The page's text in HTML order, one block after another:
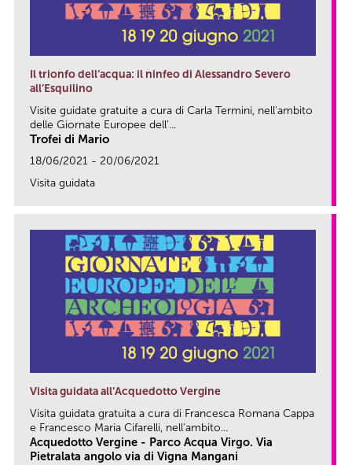
Il trionfo dell’acqua: il ninfeo di Alessandro Severo
all’Esquilino
Visite guidate gratuite a cura di Carla Termini, nell'ambito
delle Giornate Europee dell'...
Trofei di Mario
18/06/2021 - 20/06/2021
Visita guidata
Visita guidata all’Acquedotto Vergine
Visita guidata gratuita a cura di Francesca Romana Cappa
e Francesco Maria Cifarelli, nell'ambito...
Acquedotto Vergine - Parco Acqua Virgo. Via
Pietralata angolo via di Vigna Mangani